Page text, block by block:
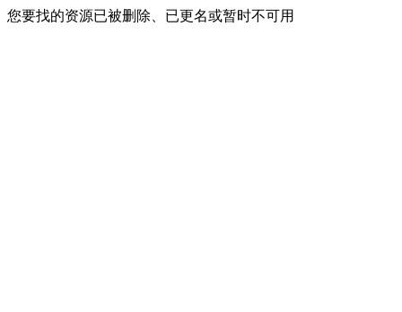
您要找的资源已被删除、已更名或暂时不可用